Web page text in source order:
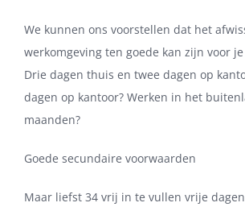
We kunnen ons voorstellen dat het
werkomgeving ten goede kan zijn voor
Drie dagen thuis en twee dagen op
dagen op kantoor? Werken in het
maanden?
Goede secundaire voorwaarden
Maar liefst 34 vrij in te vullen vrije